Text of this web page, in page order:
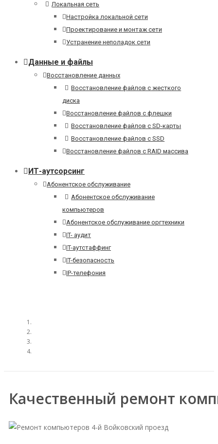
Локальная сеть
Настройка локальной сети
Проектирование и монтаж сети
Устранение неполадок сети
Данные и файлы
Восстановление данных
Восстановление файлов с жесткого
диска
Восстановление файлов с флешки
Восстановление файлов с SD-карты
Восстановление файлов с SSD
Восстановление файлов с RAID массива
ИТ-аутсорсинг
Абонентское обслуживание
Абонентское обслуживание
компьютеров
Абонентское обслуживание оргтехники
IT- аудит
IT-аутстаффинг
IT-безопасность
IP-телефония
Качественный ремонт